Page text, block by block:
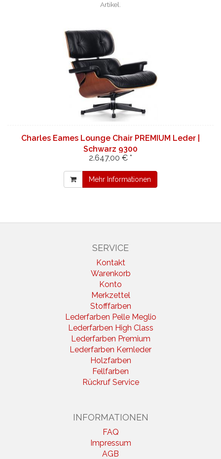
Artikel.
Charles Eames Lounge Chair PREMIUM Leder |
Schwarz 9300
2.647,00 € *
Mehr Informationen
SERVICE
Kontakt
Warenkorb
Konto
Merkzettel
Stofffarben
Lederfarben Pelle Meglio
Lederfarben High Class
Lederfarben Premium
Lederfarben Kernleder
Holzfarben
Fellfarben
Rückruf Service
INFORMATIONEN
FAQ
Impressum
AGB